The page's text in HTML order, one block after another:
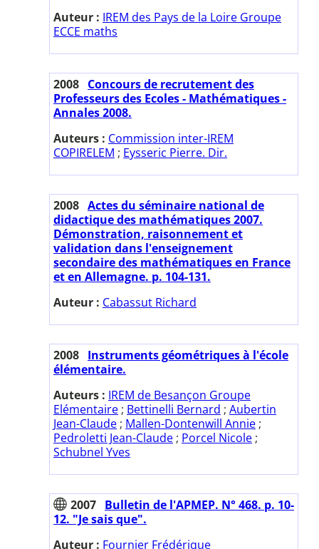
Auteur : IREM des Pays de la Loire Groupe
ECCE maths
2008 Concours de recrutement des
Professeurs des Ecoles - Mathématiques -
Annales 2008.
Auteurs : Commission inter-IREM
COPIRELEM ; Eysseric Pierre. Dir.
2008 Actes du séminaire national de
didactique des mathématiques 2007.
Démonstration, raisonnement et
validation dans l'enseignement
secondaire des mathématiques en France
et en Allemagne. p. 104-131.
Auteur : Cabassut Richard
2008 Instruments géométriques à l'école
élémentaire.
Auteurs : IREM de Besançon Groupe
Elémentaire ; Bettinelli Bernard ; Aubertin
Jean-Claude ; Mallen-Dontenwill Annie ;
Pedroletti Jean-Claude ; Porcel Nicole ;
Schubnel Yves
2007 Bulletin de l'APMEP. N° 468. p. 10-
12. "Je sais que".
Auteur : Fournier Frédérique